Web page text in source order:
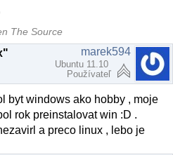
The Source
marek594
Ubuntu 11.10
Používateľ
byt windows ako hobby , moje
rok preinstalovat win :D .
a preco linux , lebo je